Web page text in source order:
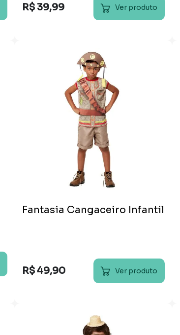
R$ 39,99 Ver produto
Fantasia Cangaceiro Infantil
R$49,90 Ver produto